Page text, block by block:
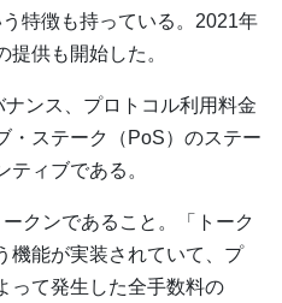
特徴も持っている。2021年
供も開始した。
ンス、プロトコル利用料金
・ステーク（PoS）のステー
ティブである。
クンであること。「トーク
機能が実装されていて、プ
って発生した全手数料の